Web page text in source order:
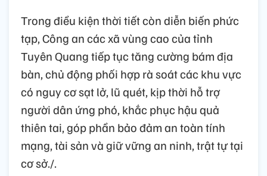
Trong điều kiện thời tiết còn diễn biến phức
tạp, Công an các xã vùng cao của tỉnh
Tuyên Quang tiếp tục tăng cường bám địa
bàn, chủ động phối hợp rà soát các khu vực
có nguy cơ sạt lở, lũ quét, kịp thời hỗ trợ
người dân ứng phó, khắc phục hậu quả
thiên tai, góp phần bảo đảm an toàn tính
mạng, tài sản và giữ vững an ninh, trật tự tại
cơ sở./.